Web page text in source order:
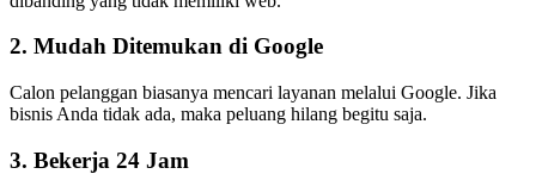
2. Mudah Ditemukan di Google
Calon pelanggan biasanya mencari layanan melalui Google. Jika
bisnis Anda tidak ada, maka peluang hilang begitu saja.
3. Bekerja 24 Jam